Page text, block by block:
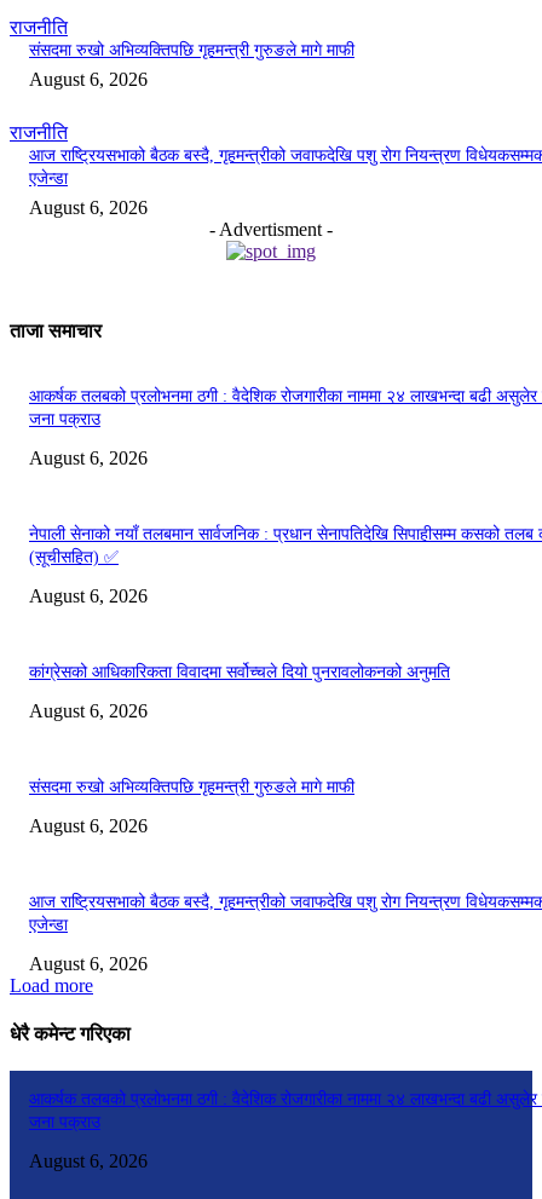
राजनीति
संसदमा रुखो अभिव्यक्तिपछि गृहमन्त्री गुरुङले मागे माफी
August 6, 2026
राजनीति
आज राष्ट्रियसभाको बैठक बस्दै, गृहमन्त्रीको जवाफदेखि पशु रोग नियन्त्रण
एजेन्डा
August 6, 2026
- Advertisment -
ताजा समाचार
आकर्षक तलबको प्रलोभनमा ठगी : वैदेशिक रोजगारीका नाममा २४ लाखभन्दा बढी असुलेर
जना पक्राउ
August 6, 2026
नेपाली सेनाको नयाँ तलबमान सार्वजनिक : प्रधान सेनापतिदेखि सिपाहीसम्म कसको तलब
(सूचीसहित) ✅
August 6, 2026
कांग्रेसको आधिकारिकता विवादमा सर्वोच्चले दियो पुनरावलोकनको अनुमति
August 6, 2026
संसदमा रुखो अभिव्यक्तिपछि गृहमन्त्री गुरुङले मागे माफी
August 6, 2026
आज राष्ट्रियसभाको बैठक बस्दै, गृहमन्त्रीको जवाफदेखि पशु रोग नियन्त्रण
एजेन्डा
August 6, 2026
Load more
धेरै कमेन्ट गरिएका
आकर्षक तलबको प्रलोभनमा ठगी : वैदेशिक रोजगारीका नाममा २४ लाखभन्दा बढी असुलेर
जना पक्राउ
August 6, 2026